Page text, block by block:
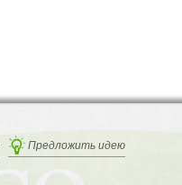
Предложить идею